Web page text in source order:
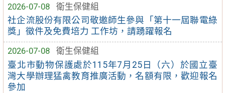
2026-07-08
衛生保健組
社企流股份有限公司敬邀師生參與「第十一屆聯電綠
獎」徵件及免費培力 工作坊，請踴躍報名
2026-07-08
衛生保健組
臺北市動物保護處於115年7月25日（六）於國立臺
灣大學辦理猛禽教育推廣活動，名額有限，歡迎報名
參加